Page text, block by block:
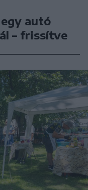
autó
– frissítve